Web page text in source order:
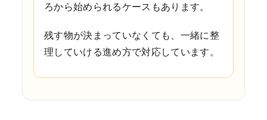
ろから始められるケースもあります。
残す物が決まっていなくても、一緒に整
理していける進め方で対応しています。